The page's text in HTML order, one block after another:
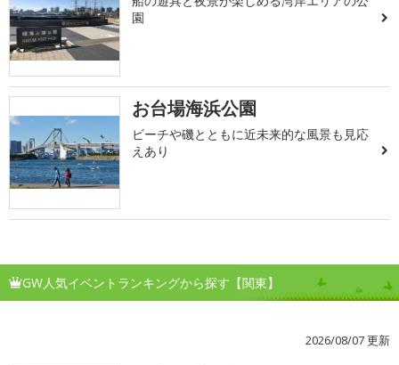
園
お台場海浜公園
ビーチや磯とともに近未来的な風景も見応
えあり
GW人気イベントランキングから探す【関東】
2026/08/07 更新